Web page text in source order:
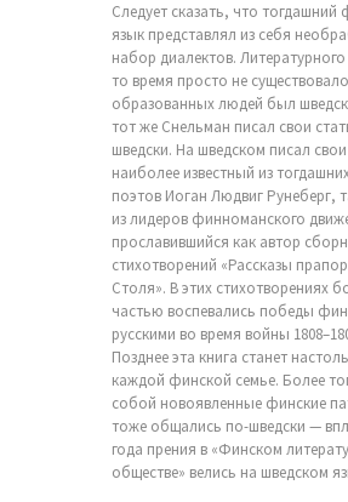
Следует сказать, что тогдашний
язык представлял из себя
набор диалектов.
то время просто не
образованных людей был
тот же Снельман писал свои
шведски. На шведском писал
наиболее известный из
поэтов Иоган Людвиг Рунеберг,
из лидеров финноманского
прославившийся как автор
стихотворений «Рассказы
Столя». В этих стихотворениях
частью воспевались победы
русскими во время войны
Позднее эта книга станет
каждой финской семье. Более
собой новоявленные финские
тоже общались по-шведски —
года прения в «Финском
обществе» велись на шведском